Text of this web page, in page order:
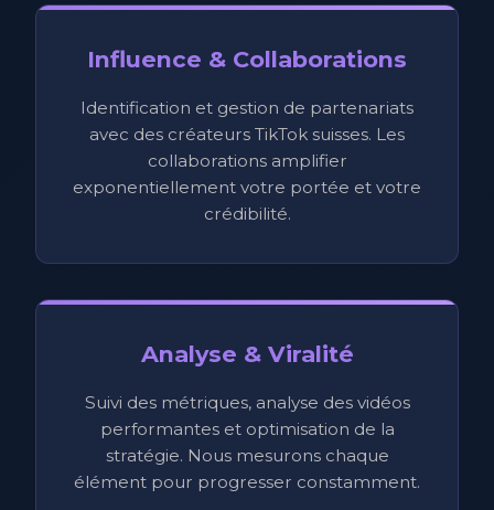
Influence & Collaborations
Identification et gestion de partenariats
avec des créateurs TikTok suisses. Les
collaborations amplifier
exponentiellement votre portée et votre
crédibilité.
Analyse & Viralité
Suivi des métriques, analyse des vidéos
performantes et optimisation de la
stratégie. Nous mesurons chaque
élément pour progresser constamment.